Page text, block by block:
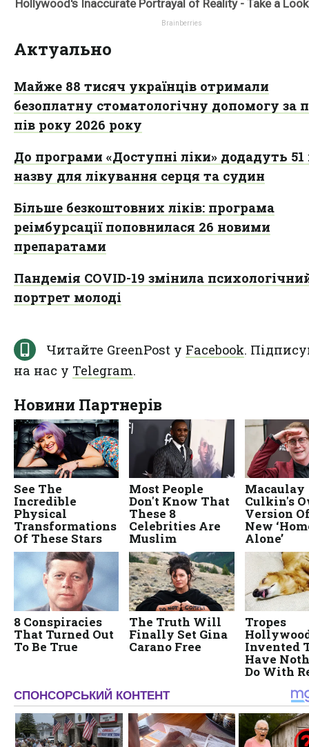
Актуально
Майже 88 тисяч українців отримали
безоплатну стоматологічну допомогу за
пів року 2026 року
До програми «Доступні ліки» додадуть 51
назву для лікування серця та судин
Більше безкоштовних ліків: програма
реімбурсації поповнилася 26 новими
препаратами
Пандемія COVID-19 змінила
портрет молоді
Читайте GreenPost у Facebook.
на нас у Telegram.